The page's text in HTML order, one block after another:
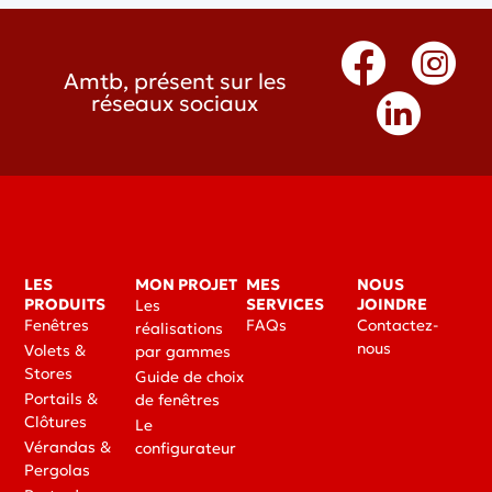
Amtb, présent sur les
réseaux sociaux
LES
PRODUITS
Fenêtres
Volets &
Stores
Portails &
Clôtures
Vérandas &
Pergolas
MON PROJET
Les
réalisations
par gammes
Guide de choix
de fenêtres
Le
configurateur
MES
SERVICES
FAQs
NOUS
JOINDRE
Contactez-
nous